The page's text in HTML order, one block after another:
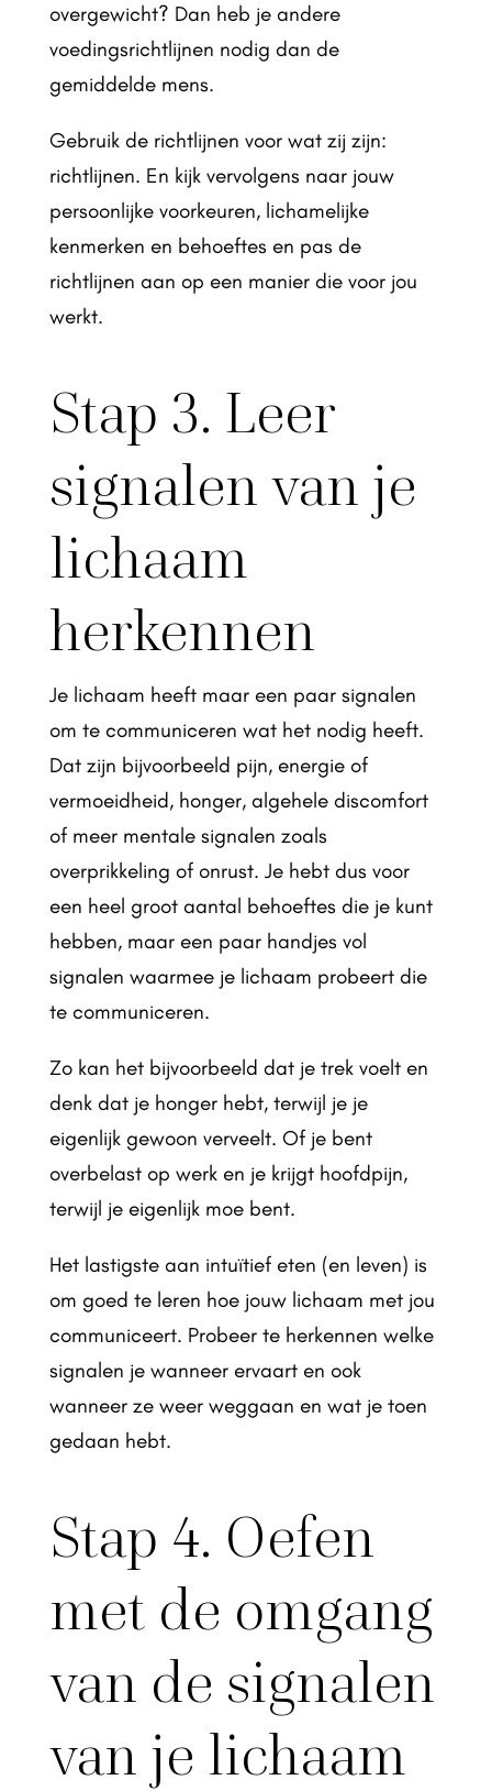
overgewicht? Dan heb je andere
voedingsrichtlijnen nodig dan de
gemiddelde mens.
Gebruik de richtlijnen voor wat zij zijn:
richtlijnen. En kijk vervolgens naar jouw
persoonlijke voorkeuren, lichamelijke
kenmerken en behoeftes en pas de
richtlijnen aan op een manier die voor jou
werkt.
Stap 3. Leer
signalen van je
lichaam
herkennen
Je lichaam heeft maar een paar signalen
om te communiceren wat het nodig heeft.
Dat zijn bijvoorbeeld pijn, energie of
vermoeidheid, honger, algehele discomfort
of meer mentale signalen zoals
overprikkeling of onrust. Je hebt dus voor
een heel groot aantal behoeftes die je kunt
hebben, maar een paar handjes vol
signalen waarmee je lichaam probeert die
te communiceren.
Zo kan het bijvoorbeeld dat je trek voelt en
denk dat je honger hebt, terwijl je je
eigenlijk gewoon verveelt. Of je bent
overbelast op werk en je krijgt hoofdpijn,
terwijl je eigenlijk moe bent.
Het lastigste aan intuïtief eten (en leven) is
om goed te leren hoe jouw lichaam met jou
communiceert. Probeer te herkennen welke
signalen je wanneer ervaart en ook
wanneer ze weer weggaan en wat je toen
gedaan hebt.
Stap 4. Oefen
met de omgang
van de signalen
van je lichaam